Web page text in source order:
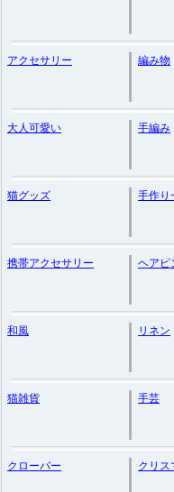
アクセサリー 編み物
大人可愛い 手編み
猫グッズ 手作り
携帯アクセサリー ヘアピ
和風 リネン
猫雑貨 手芸
クローバー クリス